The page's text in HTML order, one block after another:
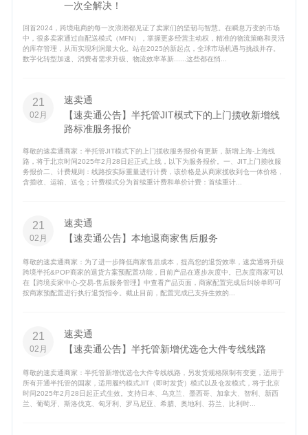
一次全解决！
回首2024，跨境电商的每一次浪潮都见证了卖家们的坚韧与智慧。在瞬息万变的市场
中，很多卖家通过自配送模式（MFN），掌握更多经营主动权，精准的物流策略和灵活
的库存管理，从而实现利润最大化。站在2025的新起点，全球市场机遇与挑战并存。
数字化转型加速、消费者需求升级、物流效率革新......这些都在悄...
21
02月
速卖通
【速卖通公告】半托管JIT模式下的上门揽收新增线
路标准服务报价
尊敬的速卖通商家：半托管JIT模式下的上门揽收服务报价有更新，新增上海-上海线
路，将于北京时间2025年2月28日起正式上线，以下为服务报价。一、JIT上门揽收服
务报价二、计费规则：线路按实际重量进行计费，该价格是从商家揽收到仓一体价格，
含揽收、运输、送仓；计费模式分为首续重计费和单价计费：首续重计...
21
02月
速卖通
【速卖通公告】本地退商家售后服务
尊敬的速卖通商家：为了进一步降低商家售后成本，提高您的退货效率，速卖通将升级
跨境半托&POP商家的退货方案预配置功能，目前产品在逐步灰度中。已灰度商家可以
在【跨境卖家中心-交易-售后服务管理】中查看产品页面，商家配置完成后纠纷单即可
按商家预配置进行执行退货指令。截止目前，配置完成已支持生效的...
21
02月
速卖通
【速卖通公告】半托管新增优选仓大件专线线路
尊敬的速卖通商家：半托管新增优选仓大件专线线路，另发货规格限制有变更，适用于
所有开通半托管的国家，适用履约模式JIT（即时发货）模式以及仓发模式，将于北京
时间2025年2月28日起正式生效。支持日本、乌克兰、墨西哥、加拿大、智利、新西
兰、葡萄牙、斯洛伐克、匈牙利、罗马尼亚、希腊、奥地利、芬兰、比利时...